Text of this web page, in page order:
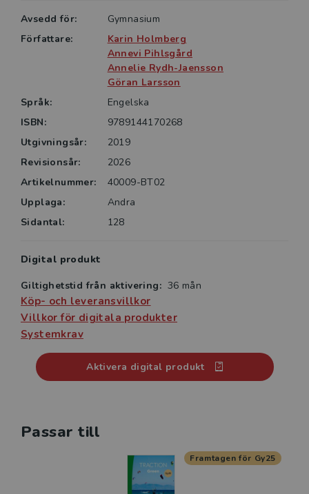
och skriva ut alla övningarna och proven, och manus
Avsedd för:
Gymnasium
Författare:
Karin Holmberg
Annevi Pihlsgård
Annelie Rydh-Jaensson
Göran Larsson
Språk:
Engelska
ISBN:
9789144170268
Utgivningsår:
2019
Revisionsår:
2026
Artikelnummer:
40009-BT02
Upplaga:
Andra
Sidantal:
128
Digital produkt
Giltighetstid från aktivering: 36 mån
Köp- och leveransvillkor
Villkor för digitala produkter
Systemkrav
Aktivera digital produkt
Passar till
Kommande
Framtagen för Gy25